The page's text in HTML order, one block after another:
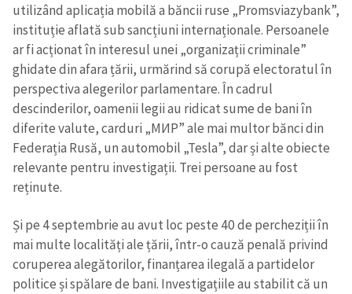
utilizând aplicația mobilă a băncii ruse „Promsviazybank”,
instituție aflată sub sancțiuni internaționale. Persoanele
ar fi acționat în interesul unei „organizații criminale”
ghidate din afara țării, urmărind să corupă electoratul în
perspectiva alegerilor parlamentare. În cadrul
descinderilor, oamenii legii au ridicat sume de bani în
diferite valute, carduri „МИР” ale mai multor bănci din
Federația Rusă, un automobil „Tesla”, dar și alte obiecte
relevante pentru investigații. Trei persoane au fost
reținute.
Și pe 4 septembrie au avut loc peste 40 de percheziții în
mai multe localități ale țării, într-o cauză penală privind
coruperea alegătorilor, finanțarea ilegală a partidelor
politice și spălare de bani. Investigațiile au stabilit că un